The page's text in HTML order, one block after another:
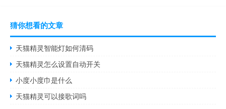
猜你想看的文章
天猫精灵智能灯如何清码
天猫精灵怎么设置自动开关
小度小度巾是什么
天猫精灵可以接歌词吗